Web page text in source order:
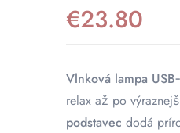
€23.80
Vlnková lampa
relax až po
podstavec dodá